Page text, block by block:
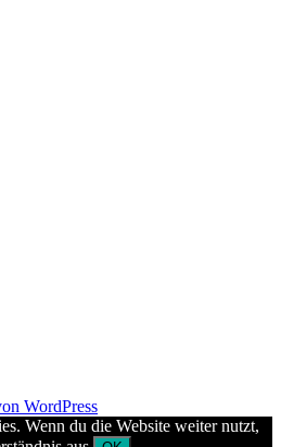
WordPress
Wenn du die Website weiter nutzt,